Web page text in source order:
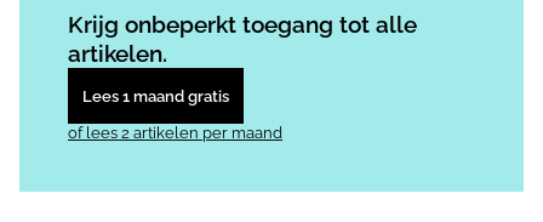
Krijg onbeperkt toegang tot alle
artikelen.
Lees 1 maand gratis
of lees 2 artikelen per maand